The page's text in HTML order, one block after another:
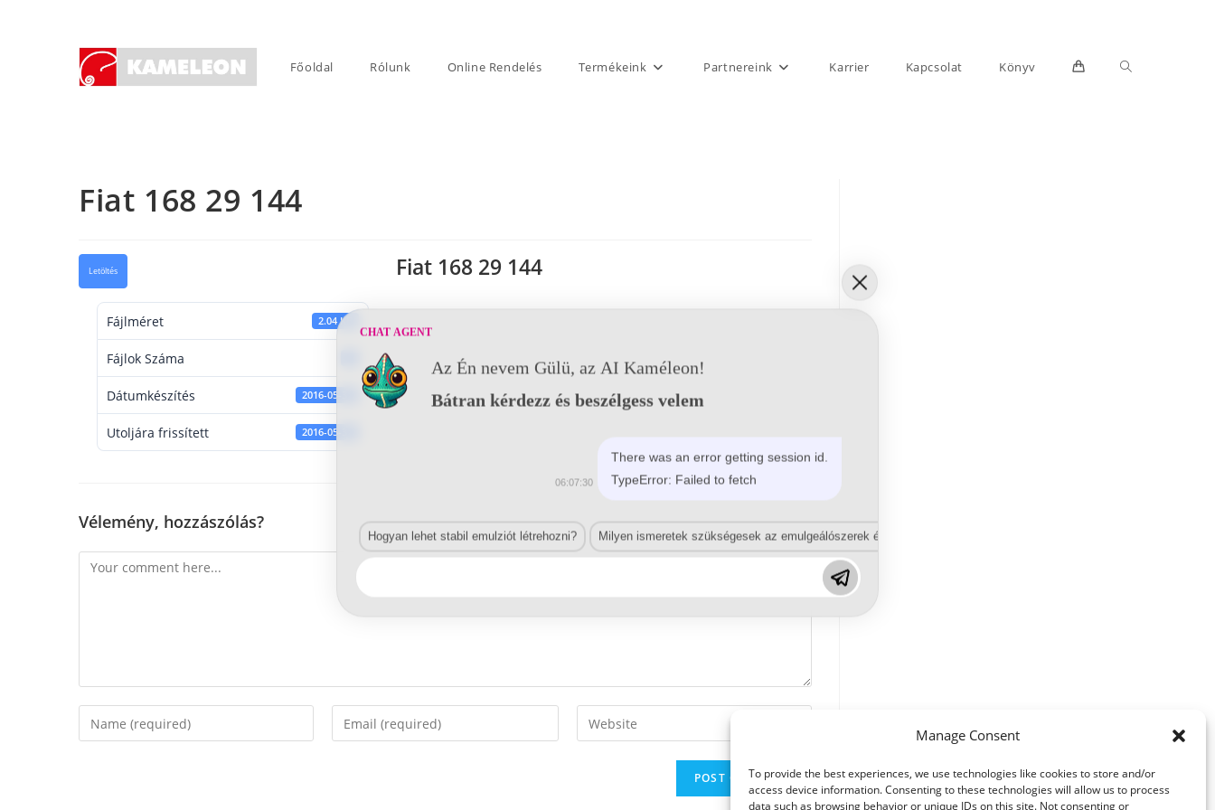
Manage Consent
To provide the best experiences, we use technologies like cookies to store and/or
access device information. Consenting to these technologies will allow us to process
data such as browsing behavior or unique IDs on this site. Not consenting or
Főoldal Rólunk Online Rendelés Termékeink Partnereink Karrier Kapcsolat Könyv Toggle
Fiat 168 29 144
Letöltés
Fájlméret 2.04 KB
Fájlok Száma
Dátumkészítés 2016-05-31
Utoljára frissített 2016-05-31
Fiat 168 29 144
Vélemény, hozzászólás?
Comment
Enter
your
Enter
your
Enter
your
CHAT AGENT
Az Én nevem Gülü, az AI Kaméleon!
Bátran kérdezz és beszélgess velem
There was an error getting session id.
TypeError: Failed to fetch
06:07:30
Hogyan lehet stabil emulziót létrehozni? Milyen ismeretek szükségesek az emulgeálószerek és diszpergálószerek terén?